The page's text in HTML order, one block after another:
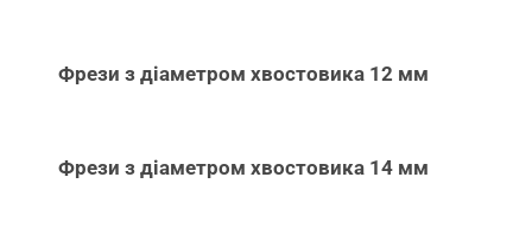
Фрези з діаметром хвостовика 12 мм
Фрези з діаметром хвостовика 14 мм